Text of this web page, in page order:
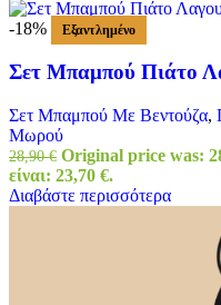
-18% Εξαντλημένο
Σετ Μπαμπού Πιάτο
Σετ Μπαμπού Με Βεντούζα,
Μωρού
28,90€ Original price was:
είναι: 23,70 €.
Διαβάστε περισσότερα